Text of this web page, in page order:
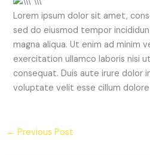
Lorem ipsum dolor sit amet,
sed do eiusmod tempor
magna aliqua. Ut enim ad minim
exercitation ullamco laboris nisi
consequat. Duis aute irure dolor
voluptate velit esse cillum
← Previous Post